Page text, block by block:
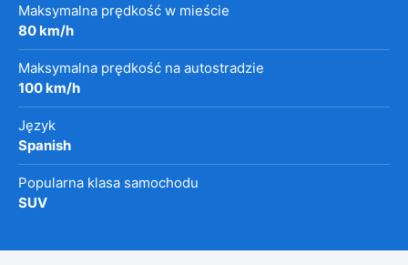
Maksymalna prędkość w mieście
80 km/h
Maksymalna prędkość na autostradzie
100 km/h
Język
Spanish
Popularna klasa samochodu
SUV